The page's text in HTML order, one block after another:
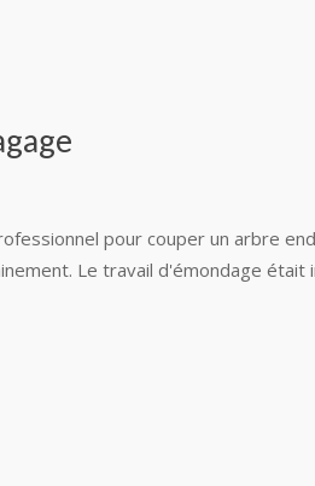
pour couper un arbre
Le travail d'émondage était